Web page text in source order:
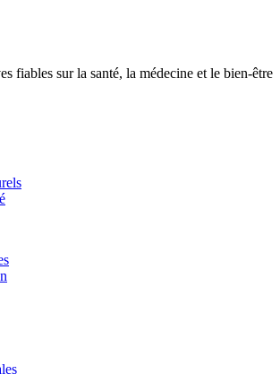
fiables sur la santé, la médecine et le bien-être